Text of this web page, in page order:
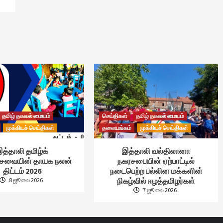
தமிழ் தகவல் மையம்
முக்கியச் செய்திகள்
தமிழ்க்
தாயக நலன்
திட்டம் 2026
8 ஜூலை 2026
செய்திகள்
தமிழ் தகவல் மையம்
தலையங்கம்
முக்கியச் செய்திகள்
இத்தாலி வல்திலானா
நகரசபையின் ஏற்பாட்டில்
நடைபெற்ற பல்லின மக்களின்
நிகழ்வில் ஈழத்தமிழர்கள்
7 ஜூலை 2026